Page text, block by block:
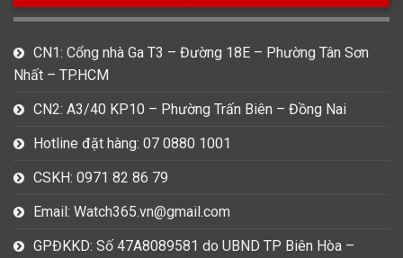
CN1: Cổng nhà Ga T3 – Đường 18E – Phường Tân Sơn
Nhất – TP.HCM
CN2: A3/40 KP10 – Phường Trấn Biên – Đồng Nai
Hotline đặt hàng: 07 0880 1001
CSKH: 0971 82 86 79
Email: Watch365.vn@gmail.com
GPĐKKD: Số 47A8089581 do UBND TP Biên Hòa –